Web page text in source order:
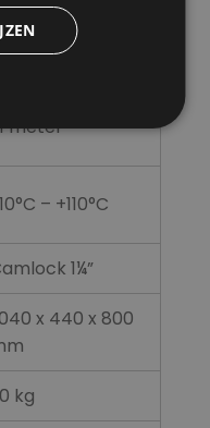
meter
– +110°C
1¼”
x 440 x 800
kg